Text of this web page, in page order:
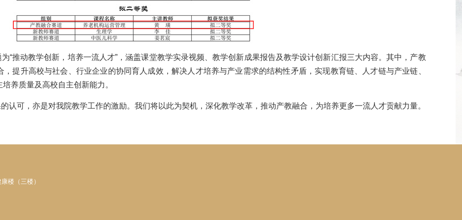
推动教学创新，培养一流人才”，涵盖课堂教学实录视频、教学创新成果报告及教学设计创新汇报三大内容。其中，产教
提升高校与社会、行业企业的协同育人成效，解决人才培养与产业需求的结构性矛盾，实现教育链、人才链与产业链、
养质量及高校自主创新能力。
可，亦是对我院教学工作的激励。我们将以此为契机，深化教学改革，推动产教融合，为培养更多一流人才贡献力量。
楼（三楼）